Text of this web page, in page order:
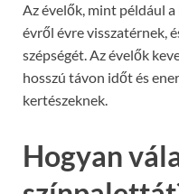
Az évelők, mint például
évről évre visszatérnek,
szépségét. Az évelők
hosszú távon időt és
kertészeknek.
Hogyan